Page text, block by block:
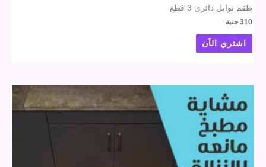
طقم توابل دائرى 3 قطع
310 جنية
اشتري الآن